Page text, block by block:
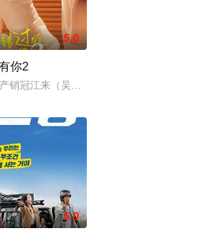
5.0
你2
销冠江来（吴翊歌 饰），为利益化身“深情画
5.0